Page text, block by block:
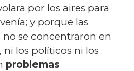
por los aires para
y porque las
se concentraron en
los políticos ni los
problemas